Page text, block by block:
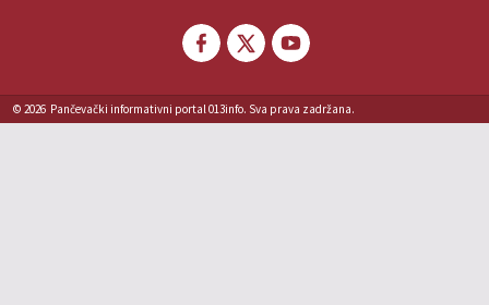
© 2026 Pančevački informativni portal 013info. Sva prava zadržana.